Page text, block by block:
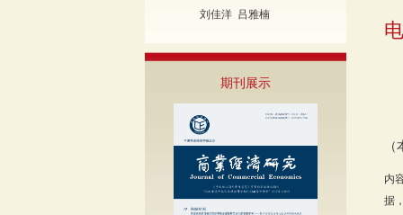
刘佳洋 吕雅楠
期刊展示
内
据